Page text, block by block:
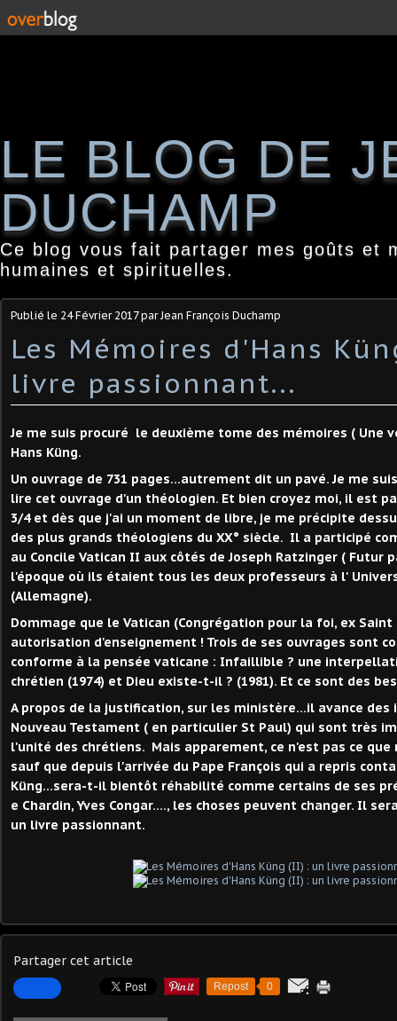
LE BLOG DE
DUCHAMP
Ce blog vous fait partager mes goûts et
humaines et spirituelles.
Publié le 24 Février 2017par Jean François Duchamp
Les Mémoires d'Hans
livre passionnant...
Je me suis procuré le deuxième tome des mémoires ( Une
Hans Küng.
Un ouvrage de 731 pages...autrement dit un pavé. Je me
lire cet ouvrage d'un théologien. Et bien croyez moi, il est
3/4 et dès que j'ai un moment de libre, je me précipite
des plus grands théologiens du XX° siècle. Il a participé
au Concile Vatican II aux côtés de Joseph Ratzinger ( Futur
l'époque où ils étaient tous les deux professeurs à l'
(Allemagne).
Dommage que le Vatican (Congrégation pour la foi, ex
autorisation d'enseignement ! Trois de ses ouvrages sont
conforme à la pensée vaticane : Infaillible ? une
chrétien (1974) et Dieu existe-t-il ? (1981). Et ce sont des
A propos de la justification, sur les ministère...il avance des
Nouveau Testament ( en particulier St Paul) qui sont très
l'unité des chrétiens. Mais apparement, ce n'est pas ce que
sauf que depuis l'arrivée du Pape François qui a repris
Küng...sera-t-il bientôt réhabilité comme certains de ses
e Chardin, Yves Congar...., les choses peuvent changer. Il
un livre passionnant.
Partager cet article
Repost 0